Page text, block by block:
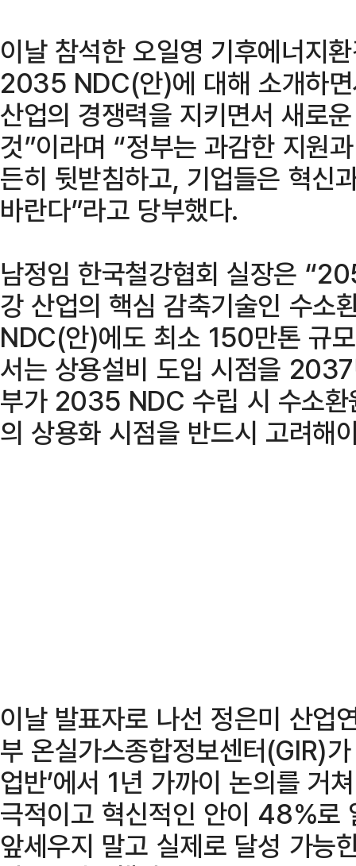
이날 참석한 오일영 기후에너지
2035 NDC(안)에 대해 소개하
산업의 경쟁력을 지키면서 새로
것”이라며 “정부는 과감한 지원
든히 뒷받침하고, 기업들은 혁신
바란다”라고 당부했다.
남정임 한국철강협회 실장은
강 산업의 핵심 감축기술인 수
NDC(안)에도 최소 150만톤 규
서는 상용설비 도입 시점을
부가 2035 NDC 수립 시 수소환
의 상용화 시점을 반드시 고려해
이날 발표자로 나선 정은미 산업
부 온실가스종합정보센터(GIR)
업반’에서 1년 가까이 논의를 거
극적이고 혁신적인 안이 48%로
앞세우지 말고 실제로 달성 가능